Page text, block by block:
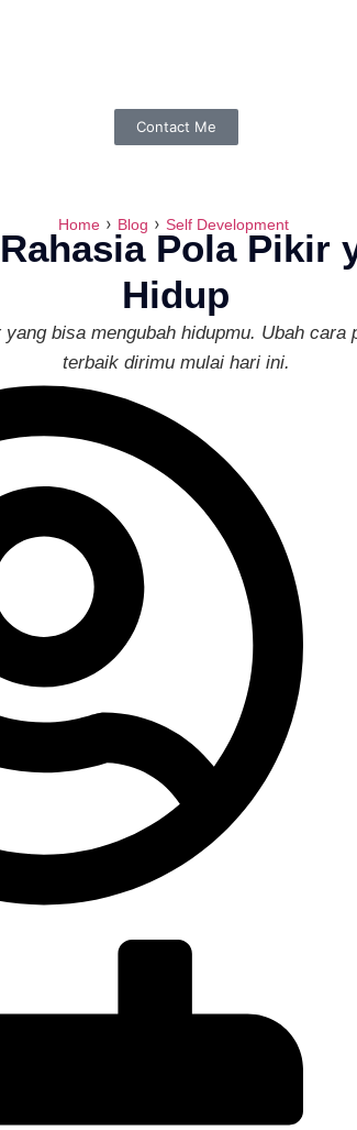
Contact Me
Home › Blog › Self Development
Pola Pikir
Hidup
bisa mengubah hidupmu. Ubah
terbaik dirimu mulai hari ini.